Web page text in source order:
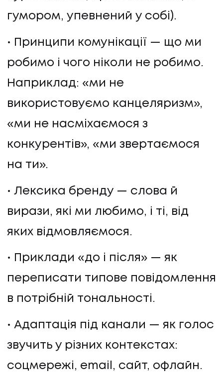
гумором, упевнений у собі).
Принципи комунікації — що ми
робимо і чого ніколи не робимо.
Наприклад: «ми не
використовуємо канцеляризм»,
«ми не насміхаємося з
конкурентів», «ми звертаємося
на ти».
Лексика бренду — слова й
вирази, які ми любимо, і ті, від
яких відмовляємося.
Приклади «до і після» — як
переписати типове повідомлення
в потрібній тональності.
Адаптація під канали — як голос
звучить у різних контекстах:
соцмережі, email, сайт, офлайн.